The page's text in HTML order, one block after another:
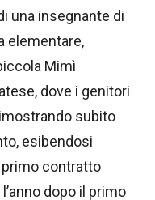
una insegnante di
elementare,
Mimì
dove i genitori
subito
esibendosi
contratto
dopo il primo